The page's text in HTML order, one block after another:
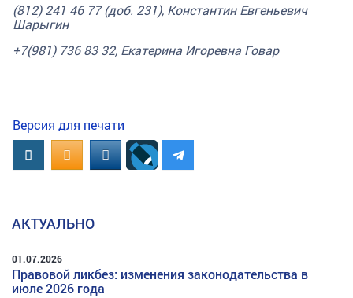
(812) 241 46 77 (доб. 231), Константин Евгеньевич
Шарыгин
+7(981) 736 83 32, Екатерина Игоревна Говар
Версия для печати
ВконтактеOK.RUMAIL.RU
АКТУАЛЬНО
01.07.2026
Правовой ликбез: изменения законодательства в
июле 2026 года